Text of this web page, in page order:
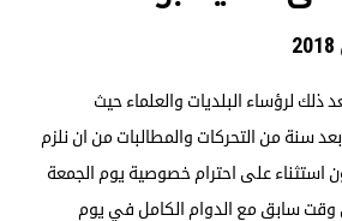
ذلك لرؤساء البلديات والعلماء حيث
بعد سنة من التحركات والمطالبات من ان نلزم
استثناء على احترام خصوصية يوم الجمعة
سابق مع الدوام الكامل في يوم